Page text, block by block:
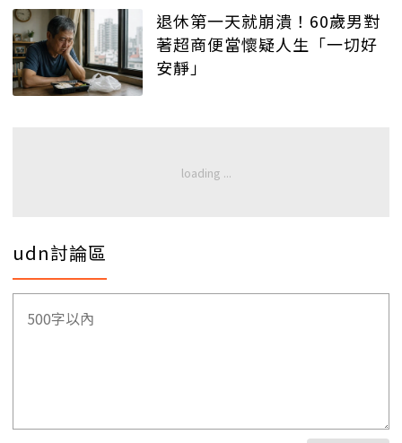
退休第一天就崩潰！60歲男對
著超商便當懷疑人生「一切好
安靜」
udn討論區